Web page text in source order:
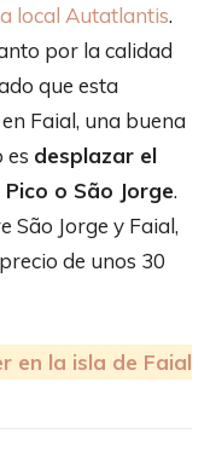
local Autatlantis.
por la calidad
que esta
Faial, una buena
es desplazar el
o São Jorge.
São Jorge y Faial,
de unos 30
en la isla de Faial